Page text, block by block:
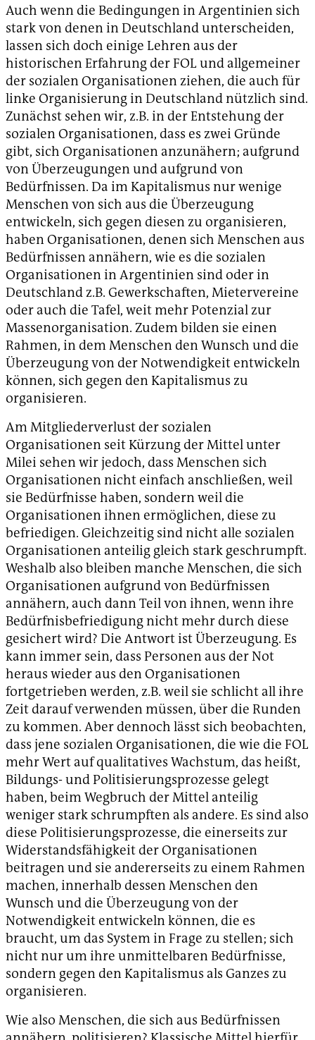
Auch wenn die Bedingungen in Argentinien sich
stark von denen in Deutschland unterscheiden,
lassen sich doch einige Lehren aus der
historischen Erfahrung der FOL und allgemeiner
der sozialen Organisationen ziehen, die auch für
linke Organisierung in Deutschland nützlich sind.
Zunächst sehen wir, z.B. in der Entstehung der
sozialen Organisationen, dass es zwei Gründe
gibt, sich Organisationen anzunähern; aufgrund
von Überzeugungen und aufgrund von
Bedürfnissen. Da im Kapitalismus nur wenige
Menschen von sich aus die Überzeugung
entwickeln, sich gegen diesen zu organisieren,
haben Organisationen, denen sich Menschen aus
Bedürfnissen annähern, wie es die sozialen
Organisationen in Argentinien sind oder in
Deutschland z.B. Gewerkschaften, Mietervereine
oder auch die Tafel, weit mehr Potenzial zur
Massenorganisation. Zudem bilden sie einen
Rahmen, in dem Menschen den Wunsch und die
Überzeugung von der Notwendigkeit entwickeln
können, sich gegen den Kapitalismus zu
organisieren.
Am Mitgliederverlust der sozialen
Organisationen seit Kürzung der Mittel unter
Milei sehen wir jedoch, dass Menschen sich
Organisationen nicht einfach anschließen, weil
sie Bedürfnisse haben, sondern weil die
Organisationen ihnen ermöglichen, diese zu
befriedigen. Gleichzeitig sind nicht alle sozialen
Organisationen anteilig gleich stark geschrumpft.
Weshalb also bleiben manche Menschen, die sich
Organisationen aufgrund von Bedürfnissen
annähern, auch dann Teil von ihnen, wenn ihre
Bedürfnisbefriedigung nicht mehr durch diese
gesichert wird? Die Antwort ist Überzeugung. Es
kann immer sein, dass Personen aus der Not
heraus wieder aus den Organisationen
fortgetrieben werden, z.B. weil sie schlicht all ihre
Zeit darauf verwenden müssen, über die Runden
zu kommen. Aber dennoch lässt sich beobachten,
dass jene sozialen Organisationen, die wie die FOL
mehr Wert auf qualitatives Wachstum, das heißt,
Bildungs- und Politisierungsprozesse gelegt
haben, beim Wegbruch der Mittel anteilig
weniger stark schrumpften als andere. Es sind also
diese Politisierungsprozesse, die einerseits zur
Widerstandsfähigkeit der Organisationen
beitragen und sie andererseits zu einem Rahmen
machen, innerhalb dessen Menschen den
Wunsch und die Überzeugung von der
Notwendigkeit entwickeln können, die es
braucht, um das System in Frage zu stellen; sich
nicht nur um ihre unmittelbaren Bedürfnisse,
sondern gegen den Kapitalismus als Ganzes zu
organisieren.
Wie also Menschen, die sich aus Bedürfnissen